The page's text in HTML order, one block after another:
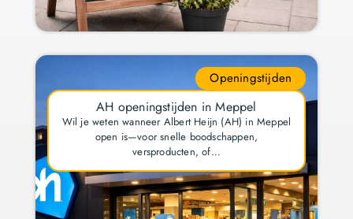
Openingstijden
AH openingstijden in Meppel
Wil je weten wanneer Albert Heijn (AH) in Meppel
open is—voor snelle boodschappen,
versproducten, of…